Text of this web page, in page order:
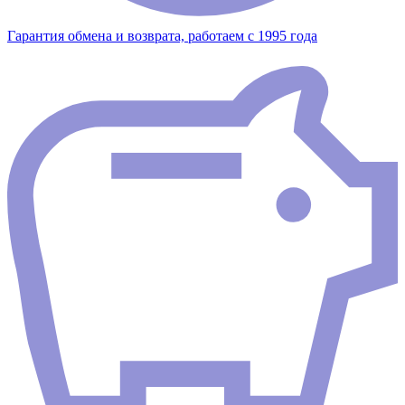
Гарантия обмена и возврата, работаем с 1995 года